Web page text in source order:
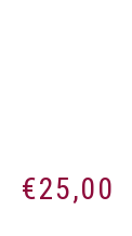
€25,00